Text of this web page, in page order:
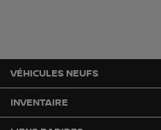
VÉHICULES NEUFS
INVENTAIRE